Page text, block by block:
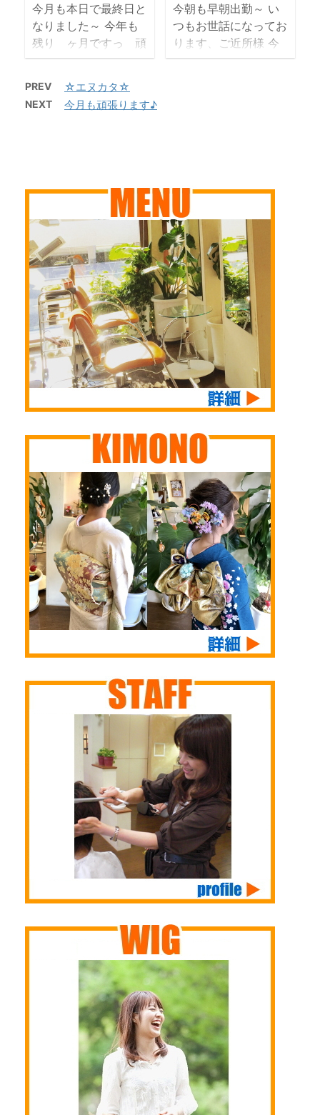
髪を担当させていただ
いております ...
様からのご来店ご予約
をお待ちしております
17日（月）はスタ
ッフと共に勉強会へ行
大好評中の リケラ
で新メニューを展開し
モデルさんの髪で結果
来週も卒業シーズン
続きます 早朝セッ
ト・着付も続きます
頑張ります 次の火
今月も本日で最終日と
なりました～ 今年も
残り ヶ月ですっ 頑
張ります 11月の定
日（月）～12日（火）
18日（月）～19日
ろしくお願いいたしま
す 個人的にショッ
キングな出来事が立て
続けにあった今週でし
たが、 前を向いて元
気出して毎日を過ごし
ています カラ元気で
も、元気出さなあかん
ねんて 皆さんも元気
出して 大好きな ...
今朝も早朝出勤～ い
つもお世話になってお
ります、ご近所様 今
日は息子さんの卒業式
きメイクにとても喜ん
でくださいました メ
イクアップ
￥3500 （担当：須
藤） （税抜） ヘアと
メイクも同時進行出来
ますので、ご相談くだ
さいませ 続いて Ｊ
Ｒ野江駅が出来たおか
げでご来店いただい
た、結婚式披露宴にご
参列のお客様 肩つく
ぐらいのミディアムボ
PREV ☆エヌカタ☆
NEXT 今月も頑張ります♪